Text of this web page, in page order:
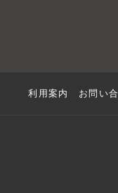
利用案内 お問い